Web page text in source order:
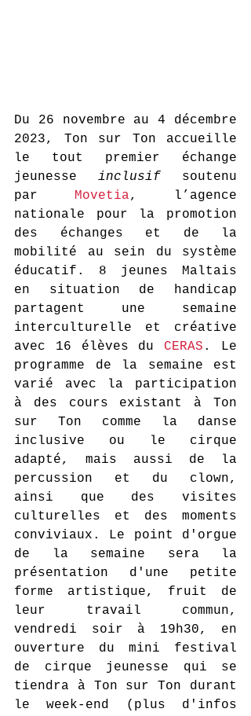
Du 26 novembre au 4 décembre
2023, Ton sur Ton accueille
le tout premier échange
jeunesse inclusif soutenu
par Movetia, l’agence
nationale pour la promotion
des échanges et de la
mobilité au sein du système
éducatif. 8 jeunes Maltais
en situation de handicap
partagent une semaine
interculturelle et créative
avec 16 élèves du CERAS . Le
programme de la semaine est
varié avec la participation
à des cours existant à Ton
sur Ton comme la danse
inclusive ou le cirque
adapté, mais aussi de la
percussion et du clown,
ainsi que des visites
culturelles et des moments
conviviaux. Le point d'orgue
de la semaine sera la
présentation d'une petite
forme artistique, fruit de
leur travail commun,
vendredi soir à 19h30, en
ouverture du mini festival
de cirque jeunesse qui se
tiendra à Ton sur Ton durant